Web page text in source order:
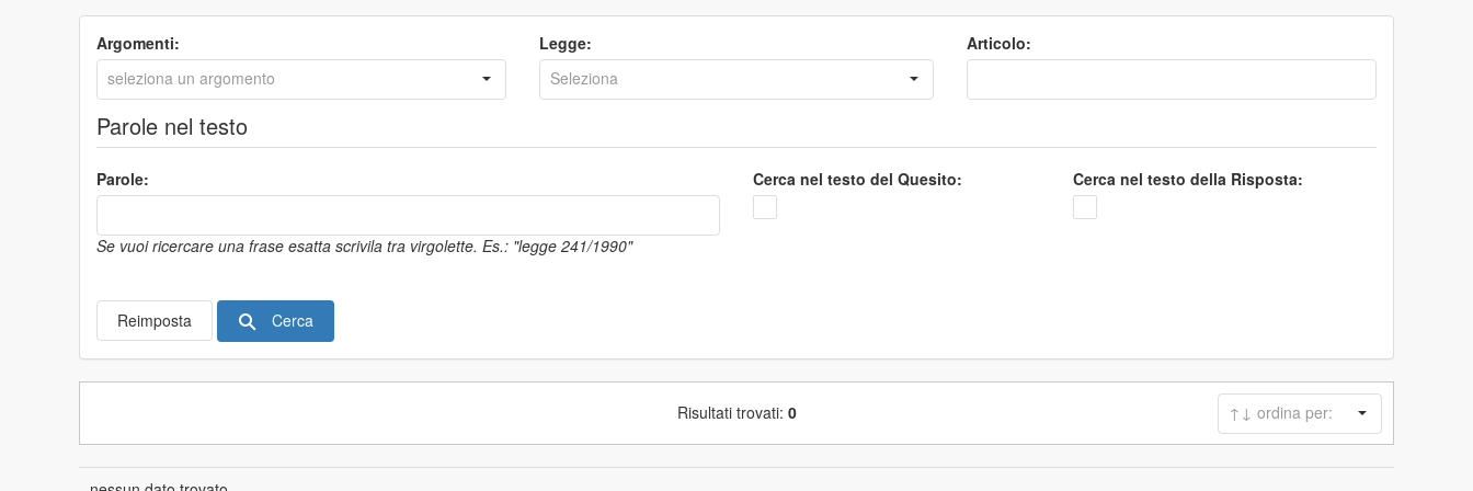
Argomenti: Legge: Articolo:
Parole nel testo
Parole:
Se vuoi ricercare una frase esatta scrivila tra virgolette. Es.: "legge 241/1990"
Cerca nel testo del Quesito: Cerca nel testo della Risposta:
Reimposta Cerca
Risultati trovati: 0